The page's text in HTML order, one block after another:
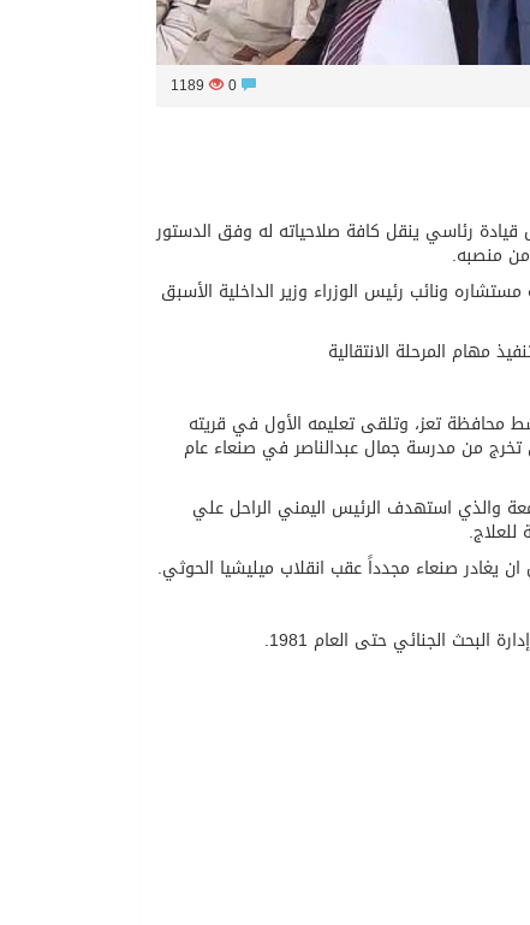
0
1189
رئاسي ينقل كافة صلاحياته له وفق الدستور
من منصبه.
ونائب رئيس الوزراء وزير الداخلية الأسبق
مهام المرحلة الانتقالية
1954بعزلة الأعلوم مديرية المواسط محافظة تعز، وتلقى تعليمه الأول في قريته
من مدرسة جمال عبدالناصر في صنعاء عام
والذي استهدف الرئيس اليمني الراحل علي